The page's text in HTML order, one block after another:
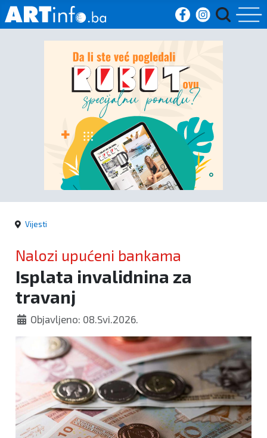
Početna
Kultura
kronika
Politika
Zanimljivosti
Vijesti
Nalozi upućeni bankama
Isplata invalidnina za
travanj
Objavljeno: 08.Svi.2026.